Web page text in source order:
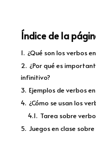
Índice de la
1. ¿Qué son los verbos
2. ¿Por qué es
infinitivo?
3. Ejemplos de verbos
4. ¿Cómo se usan los
4.1. Tarea sobre
5. Juegos en clase